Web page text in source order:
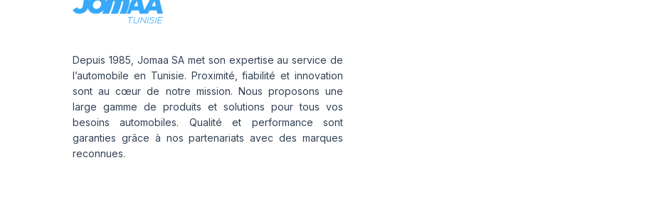
Depuis 1985, Jomaa SA met son expertise au service de
l’automobile en Tunisie. Proximité, fiabilité et innovation
sont au cœur de notre mission. Nous proposons une
large gamme de produits et solutions pour tous vos
besoins automobiles. Qualité et performance sont
garanties grâce à nos partenariats avec des marques
reconnues.